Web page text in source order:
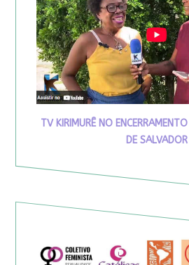
TV KIRIMURÊ NO
DE SALVADOR